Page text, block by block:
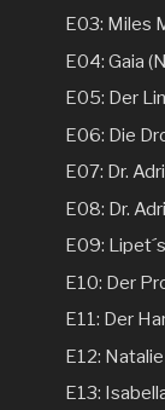
E03: Miles
E04: Gaia
E05: Der
E06: Die
E07: Dr.
E08: Dr.
E09:
E10: Der
E11: Der
E12:
E13: